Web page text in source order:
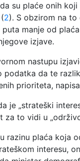
su plaće onih
2). S obzirom na
manje od
izjave.
nastupu
podatka da te
prioriteta,
je „strateški
za to vidi u
razinu plaća koja
interesu,